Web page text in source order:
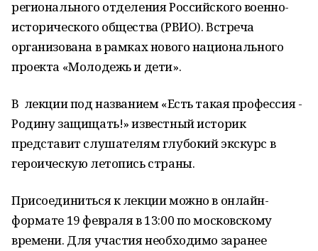
регионального отделения Российского военно-
исторического общества (РВИО). Встреча
организована в рамках нового национального
проекта «Молодежь и дети».
В лекции под названием «Есть такая профессия -
Родину защищать!» известный историк
представит слушателям глубокий экскурс в
героическую летопись страны.
Присоединиться к лекции можно в онлайн-
формате 19 февраля в 13:00 по московскому
времени. Для участия необходимо заранее